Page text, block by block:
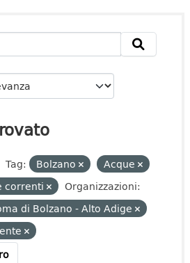
Tag: Bolzano
Acque
correnti
Organizzazioni:
di Bolzano - Alto Adige